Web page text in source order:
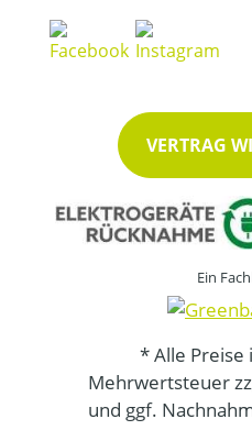
VERTRAG
Ein
* Alle Preise
Mehrwertsteuer
und ggf.